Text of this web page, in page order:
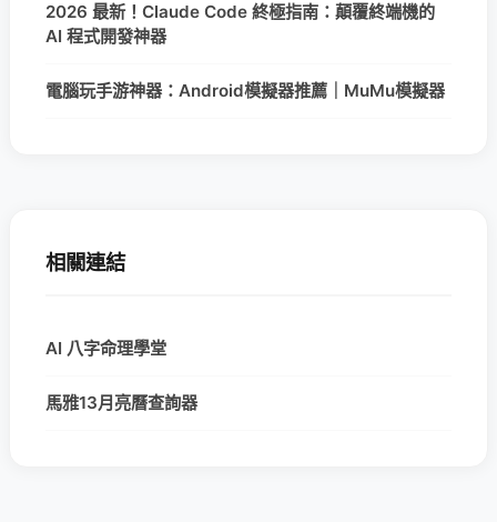
2026 最新！Claude Code 終極指南：顛覆終端機的
AI 程式開發神器
電腦玩手游神器：Android模擬器推薦｜MuMu模擬器
相關連結
AI 八字命理學堂
馬雅13月亮曆查詢器